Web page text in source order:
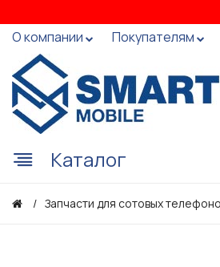
О компании Покупателям
Каталог
Запчасти для сотовых